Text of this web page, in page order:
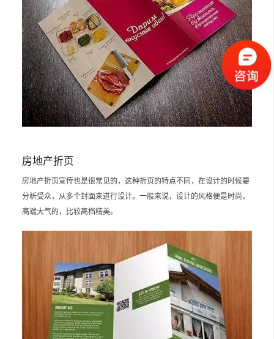
房地产折页
房地产折页宣传也是很常见的，这种折页的特点不同，在设计的时候要
分析受众，从多个封面来进行设计。一般来说，设计的风格便是时尚，
高端大气的，比较高档精美。